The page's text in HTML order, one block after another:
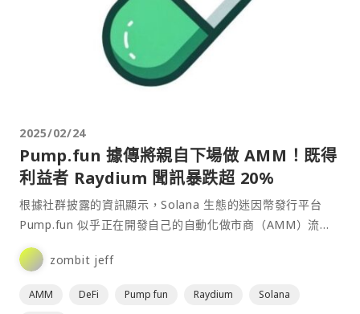
2025/02/24
Pump.fun 據傳將親自下場做 AMM！既得
利益者 Raydium 聞訊暴跌超 20%
根據社群披露的資訊顯示，Solana 生態的迷因幣發行平台
Pump.fun 似乎正在開發自己的自動化做市商（AMM）流動
池，該功能目前正在 http://amm.pump.fun 進行測試。⋯
zombit jeff
AMM DeFi Pump fun Raydium
Solana